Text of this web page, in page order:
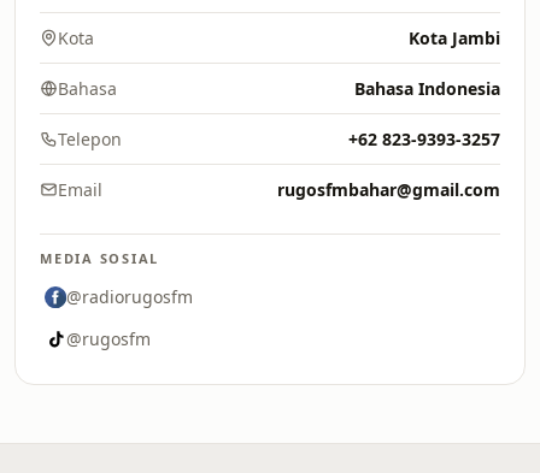
Kota Kota Jambi
Bahasa Bahasa Indonesia
Telepon +62 823-9393-3257
Email rugosfmbahar@gmail.com
MEDIA SOSIAL
@radiorugosfm
@rugosfm